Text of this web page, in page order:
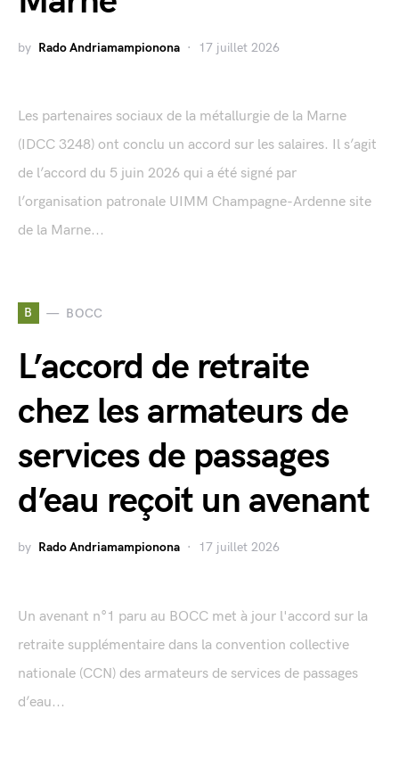
by Rado Andriamampionona 17 juillet 2026
Les partenaires sociaux de la métallurgie de la Marne
(IDCC 3248) ont conclu un accord sur les salaires. Il s’agit
de l’accord du 5 juin 2026 qui a été signé par
l’organisation patronale UIMM Champagne-Ardenne site
de la Marne...
B BOCC
L’accord de retraite
chez les armateurs de
services de passages
d’eau reçoit un avenant
by Rado Andriamampionona 17 juillet 2026
Un avenant n°1 paru au BOCC met à jour l'accord sur la
retraite supplémentaire dans la convention collective
nationale (CCN) des armateurs de services de passages
d’eau...